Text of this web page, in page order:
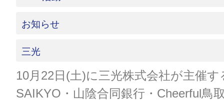
お知らせ
三光
10月22日(土)に三光株式会社が主催す
SAIKYO・山陰合同銀行・Cheerful鳥